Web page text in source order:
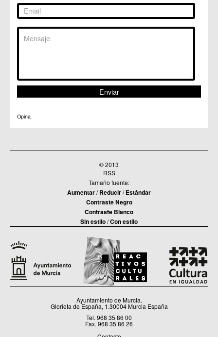
Opina
© 2013
RSS
Tamaño fuente:
Aumentar/Reducir/Estándar
Contraste Negro
Contraste Blanco
Sin estilo/Con estilo
Ayuntamiento de Murcia.
Glorieta de España, 1.30004 Murcia España
Tel. 968 35 86 00
Fax. 968 35 86 26